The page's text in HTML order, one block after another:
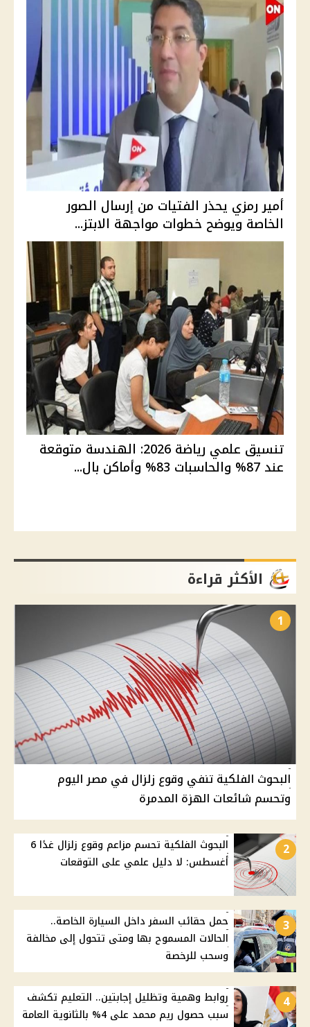
أمير رمزي يحذر الفتيات من إرسال الصور
الخاصة ويوضح خطوات مواجهة الابتز...
تنسيق علمي رياضة 2026: الهندسة متوقعة
عند 87% والحاسبات 83% وأماكن بال...
الأكثر قراءة
1
البحوث الفلكية تنفي وقوع زلزال في مصر اليوم
وتحسم شائعات الهزة المدمرة
2
البحوث الفلكية تحسم مزاعم وقوع زلزال غدًا 6
أغسطس: لا دليل علمي على التوقعات
3
حمل حقائب السفر داخل السيارة الخاصة..
الحالات المسموح بها ومتى تتحول إلى مخالفة
وسحب للرخصة
4
روابط وهمية وتظليل إجابتين.. التعليم تكشف
سبب حصول ريم محمد على 4% بالثانوية العامة